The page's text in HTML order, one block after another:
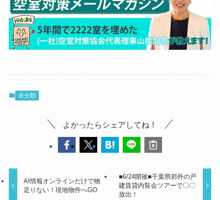
未分類
よかったらシェアしてね！
AI情報オンラインだけで物
足りない！現地物件へGO
■6/24開催■千葉県郊外の戸
建賃貸内覧会ツアーで〇〇
放出！